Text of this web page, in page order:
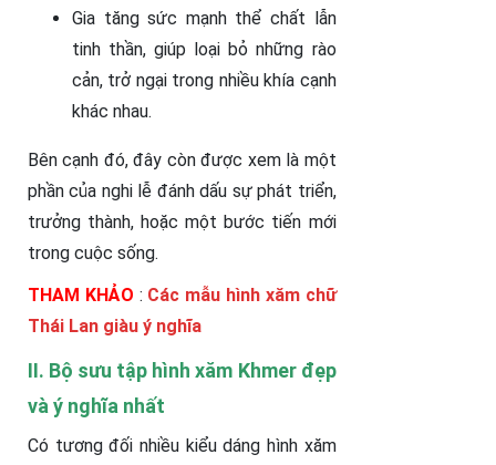
Gia tăng sức mạnh thể chất lẫn
tinh thần, giúp loại bỏ những rào
cản, trở ngại trong nhiều khía cạnh
khác nhau.
Bên cạnh đó, đây còn được xem là một
phần của nghi lễ đánh dấu sự phát triển,
trưởng thành, hoặc một bước tiến mới
trong cuộc sống.
THAM KHẢO : Các mẫu hình xăm chữ
Thái Lan giàu ý nghĩa
II. Bộ sưu tập hình xăm Khmer đẹp
và ý nghĩa nhất
Có tương đối nhiều kiểu dáng hình xăm